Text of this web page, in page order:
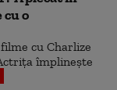
cu o